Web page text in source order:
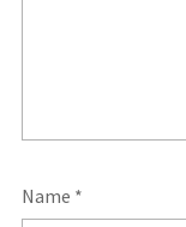
Name *